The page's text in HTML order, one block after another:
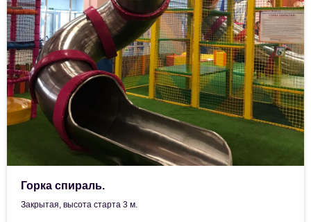
Горка спираль.
Закрытая, высота старта 3 м.